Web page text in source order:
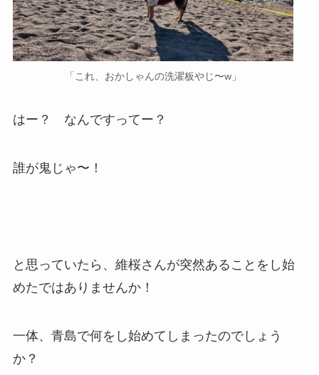
「これ、おかしゃんの洗濯板やじ〜w」
はー？ なんですってー？
誰が鬼じゃ〜！
と思っていたら、維桜さんが突然あることをし始
めたではありませんか！
一体、青島で何をし始めてしまったのでしょう
か？